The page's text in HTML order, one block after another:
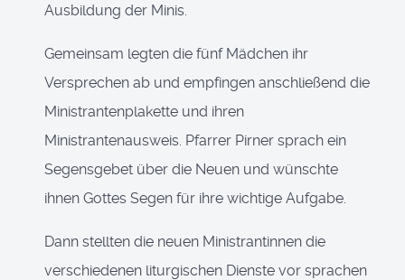
Ausbildung der Minis.
Gemeinsam legten die fünf Mädchen ihr
Versprechen ab und empfingen anschließend die
Ministrantenplakette und ihren
Ministrantenausweis. Pfarrer Pirner sprach ein
Segensgebet über die Neuen und wünschte
ihnen Gottes Segen für ihre wichtige Aufgabe.
Dann stellten die neuen Ministrantinnen die
verschiedenen liturgischen Dienste vor sprachen